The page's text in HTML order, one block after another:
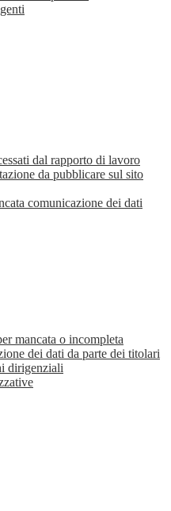
dal rapporto di lavoro
da pubblicare sul sito
comunicazione dei dati
mancata o incompleta
dei dati da parte dei titolari
dirigenziali